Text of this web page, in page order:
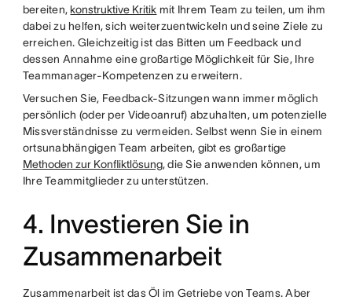
bereiten, konstruktive Kritik mit Ihrem Team zu teilen, um ihm
dabei zu helfen, sich weiterzuentwickeln und seine Ziele zu
erreichen. Gleichzeitig ist das Bitten um Feedback und
dessen Annahme eine großartige Möglichkeit für Sie, Ihre
Teammanager-Kompetenzen zu erweitern.
Versuchen Sie, Feedback-Sitzungen wann immer möglich
persönlich (oder per Videoanruf) abzuhalten, um potenzielle
Missverständnisse zu vermeiden. Selbst wenn Sie in einem
ortsunabhängigen Team arbeiten, gibt es großartige
Methoden zur Konfliktlösung, die Sie anwenden können, um
Ihre Teammitglieder zu unterstützen.
4. Investieren Sie in
Zusammenarbeit
Zusammenarbeit ist das Öl im Getriebe von Teams. Aber